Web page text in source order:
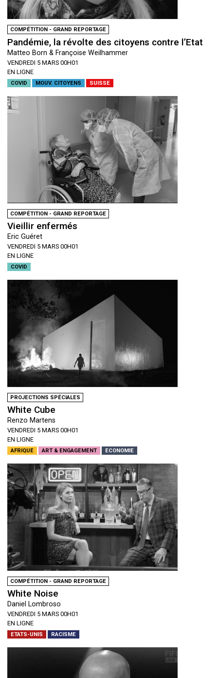
COMPÉTITION - GRAND REPORTAGE
Pandémie, la révolte des citoyens contre l’Etat
Matteo Born & Françoise Weilhammer
VENDREDI 5 MARS 00H01
EN LIGNE
COVID MOUV. CITOYENS SUISSE
COMPÉTITION - GRAND REPORTAGE
Vieillir enfermés
Eric Guéret
VENDREDI 5 MARS 00H01
EN LIGNE
COVID
PROJECTIONS SPÉCIALES
White Cube
Renzo Martens
VENDREDI 5 MARS 00H01
EN LIGNE
AFRIQUE ART & ENGAGEMENT ECONOMIE
COMPÉTITION - GRAND REPORTAGE
White Noise
Daniel Lombroso
VENDREDI 5 MARS 00H01
EN LIGNE
ETATS-UNIS RACISME